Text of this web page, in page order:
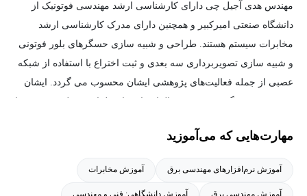
مهندس هدی آجیل چی دارای کارشناسی ارشد مهندسی فوتونیک از
دانشگاه صنعتی امیرکبیر و همچنین دارای مدرک کارشناسی ارشد
مخابرات سیستم هستند. طراحی و شبیه سازی حسگرهای بلور فوتونی
و شبیه سازی تصویربرداری سه بعدی و ثبت اختراع با استفاده از شبکه
عصبی از جمله فعالیت‌های پژوهشی ایشان محسوب می گردد. ایشان
به صورت آنلاین و دانشگاهی تدریس می‌کنند. از مهارت‌های تخصصی
مهارت‌هایی که می‌آموزید
آموزش نرم‌افزارهای مهندسی برق آموزش مخابرات
آموزش مهندسی برق آموزش دانشگاهی: فنی و مهندسی